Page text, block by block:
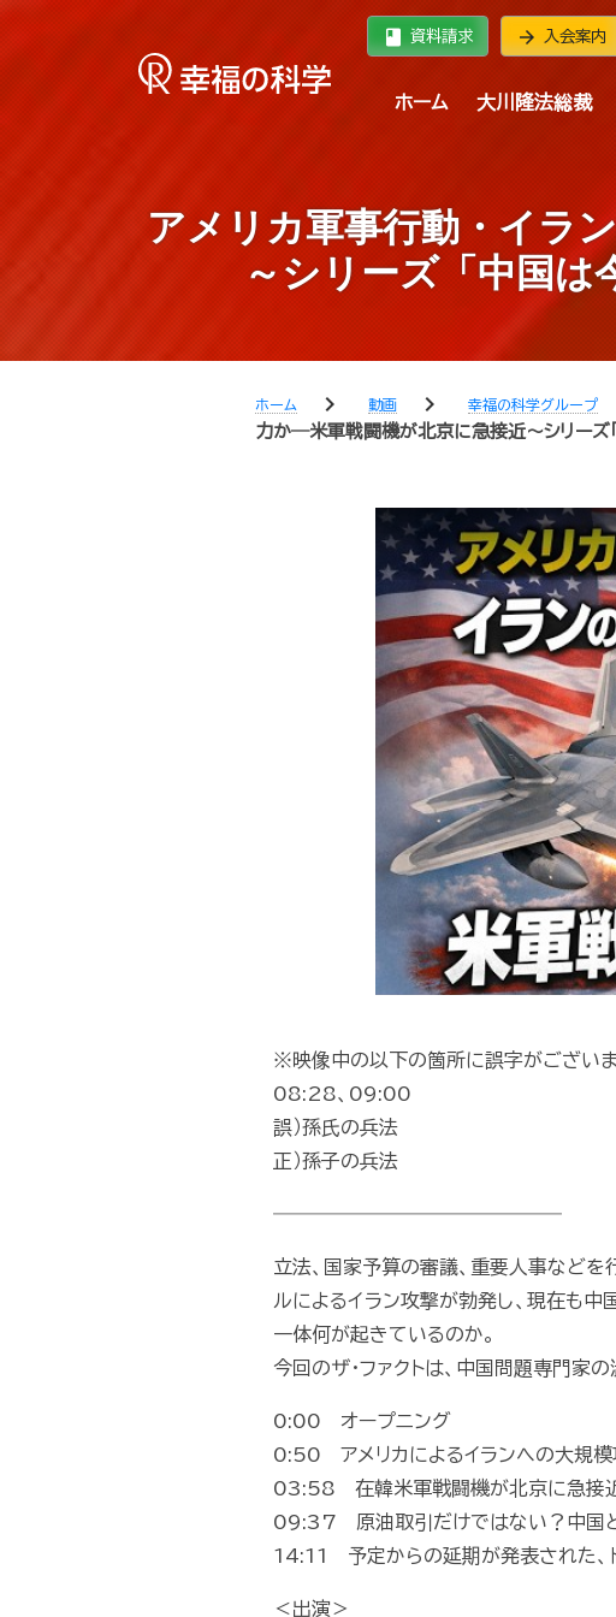
book 資料請求 arrow_forward 入会案内
ホーム 大川隆法総裁
アメリカ軍事行動・イラ
～シリーズ「中国は
ホーム chevron_right 動画 chevron_right 幸福の科学グループ
力か―米軍戦闘機が北京に急接近～シリーズ「中
※映像中の以下の箇所に誤字がございま
08:28、09:00
誤）孫氏の兵法
正）孫子の兵法
―――――――――――――――
立法、国家予算の審議、重要人事などを
ルによるイラン攻撃が勃発し、現在も中
一体何が起きているのか。
今回のザ・ファクトは、中国問題専門家
0:00 オープニング
0:50 アメリカによるイランへの大規模
03:58 在韓米軍戦闘機が北京に急接
09:37 原油取引だけではない？中国と
14:11 予定からの延期が発表された、
＜出演＞